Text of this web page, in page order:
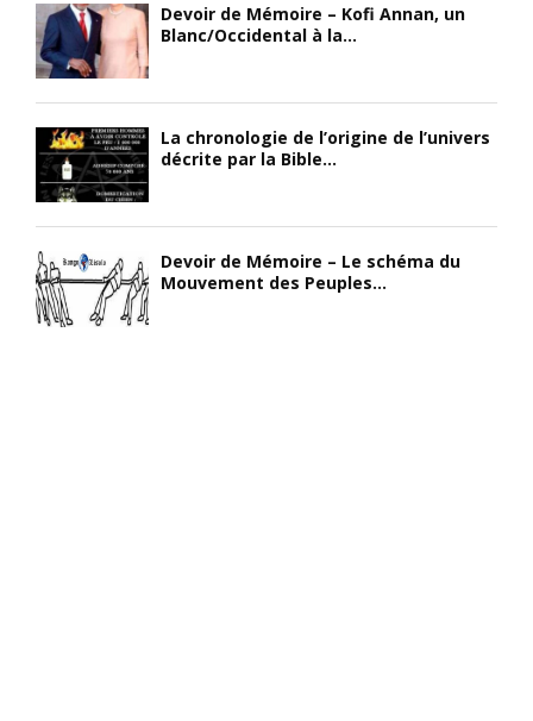
Devoir de Mémoire – Kofi Annan, un
Blanc/Occidental à la...
La chronologie de l’origine de l’univers
décrite par la Bible...
Devoir de Mémoire – Le schéma du
Mouvement des Peuples...